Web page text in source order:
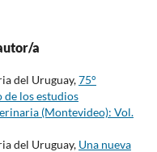
a
del Uruguay,75°
los estudios
(Montevideo): Vol.
del Uruguay, Una nueva